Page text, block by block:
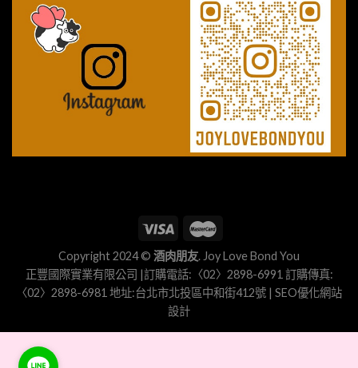
Copyright 2024 © 酒肉朋友. Joy Love Bond You
正豐國際實業有限公司 |訂購電話:〈02〉2898-6991 訂購傳真:
〈02〉2898-6981 地址:台北市北投區中和街412號 | SEO優化網站
設計